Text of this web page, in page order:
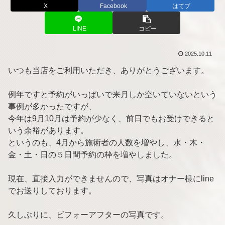
X Facebook はてブ
LINE コピー
2025.10.11
いつも当店をご利用いただき、ありがとうございます。
例年ですと予約がいっぱいで来月しか空いていないという
事例が多かったですが、
今年は9月10月は予約が少なく、前日でもお受けできると
いう余裕があります。
というのも、4月から施術者の人数を増やし、水・木・
金・土・日の５日間予約の枠を増やしました。
現在、直接入力ができませんので、写真はオナー様にline
でお送りしております。
久しぶりに、ビフォーアフターの写真です。